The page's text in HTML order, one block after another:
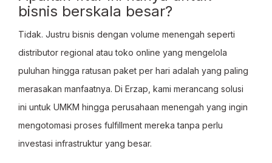
bisnis berskala besar?
Tidak. Justru bisnis dengan volume menengah seperti
distributor regional atau toko online yang mengelola
puluhan hingga ratusan paket per hari adalah yang paling
merasakan manfaatnya. Di Erzap, kami merancang solusi
ini untuk UMKM hingga perusahaan menengah yang ingin
mengotomasi proses fulfillment mereka tanpa perlu
investasi infrastruktur yang besar.